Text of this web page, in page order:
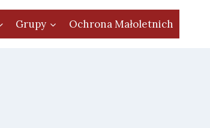
Grupy Ochrona Małoletnich